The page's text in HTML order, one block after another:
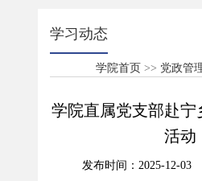
学习动态
学院首页 >> 党政管
学院直属党支部赴宁
活动
发布时间：2025-12-03